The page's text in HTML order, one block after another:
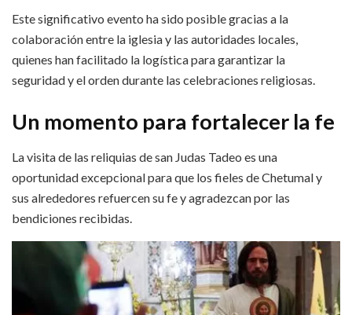
Este significativo evento ha sido posible gracias a la
colaboración entre la iglesia y las autoridades locales,
quienes han facilitado la logística para garantizar la
seguridad y el orden durante las celebraciones religiosas.
Un momento para fortalecer la fe
La visita de las reliquias de san Judas Tadeo es una
oportunidad excepcional para que los fieles de Chetumal y
sus alrededores refuercen su fe y agradezcan por las
bendiciones recibidas.